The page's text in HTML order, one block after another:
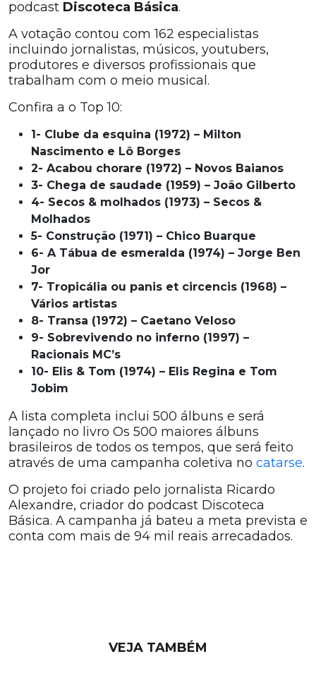
podcast Discoteca Básica.
A votação contou com 162 especialistas
incluindo jornalistas, músicos, youtubers,
produtores e diversos profissionais que
trabalham com o meio musical.
Confira a o Top 10:
1- Clube da esquina (1972) – Milton
Nascimento e Lô Borges
2- Acabou chorare (1972) – Novos Baianos
3- Chega de saudade (1959) – João Gilberto
4- Secos & molhados (1973) – Secos &
Molhados
5- Construção (1971) – Chico Buarque
6- A Tábua de esmeralda (1974) – Jorge Ben
Jor
7- Tropicália ou panis et circencis (1968) –
Vários artistas
8- Transa (1972) – Caetano Veloso
9- Sobrevivendo no inferno (1997) –
Racionais MC’s
10- Elis & Tom (1974) – Elis Regina e Tom
Jobim
A lista completa inclui 500 álbuns e será
lançado no livro Os 500 maiores álbuns
brasileiros de todos os tempos, que será feito
através de uma campanha coletiva no catarse.
O projeto foi criado pelo jornalista Ricardo
Alexandre, criador do podcast Discoteca
Básica. A campanha já bateu a meta prevista e
conta com mais de 94 mil reais arrecadados.
VEJA TAMBÉM